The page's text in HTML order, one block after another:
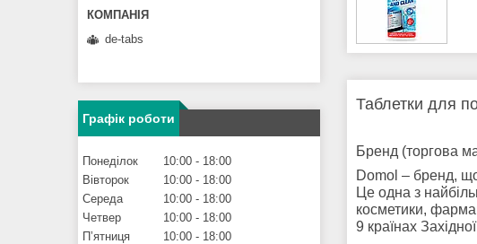
Таблетки для
Бренд (торгова
Domol – бренд,
Це одна з
косметики,
9 країнах
de-tabs
Графік роботи
Понеділок 10:00
18:00
Вівторок
10:00
18:00
Середа
10:00
18:00
Четвер
10:00
18:00
Пʼятниця
10:00
18:00